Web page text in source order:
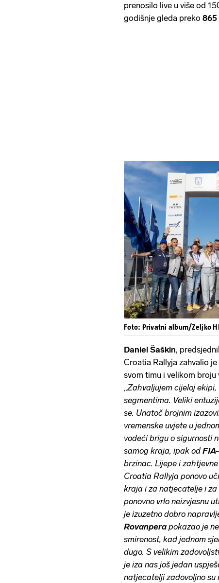
prenosilo live u više od
godišnje gleda preko 865
Foto: Privatni album/Zeljko
Daniel Šaškin,
Croatia Rallyja zahvalio
svom timu i velikom
„Zahvaljujem cijeloj
segmentima. Veliki
se. Unatoč brojnim
vremenske uvjete u
vodeći brigu o sigurnosti
samog kraja, ipak od
brzinac. Lijepe i
Croatia Rallyja ponovo
kraja i za natjecatelje i
ponovno vrlo neizvjesnu
je izuzetno dobro
Rovanpera pokazao je
smirenost, kad jednom
dugo. S velikim
je iza nas još jedan
natjecatelji zadovoljno su